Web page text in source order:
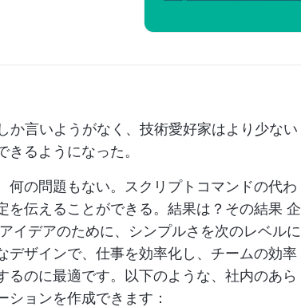
か言いようがなく、技術愛好家はより少ない
るようになった。
の問題もない。スクリプトコマンドの代わ
を伝えることができる。結果は？その結果 企
イデアのために、シンプルさを次のレベルに
デザインで、仕事を効率化し、チームの効率
のに最適です。以下のような、社内のあら
ョンを作成できます：